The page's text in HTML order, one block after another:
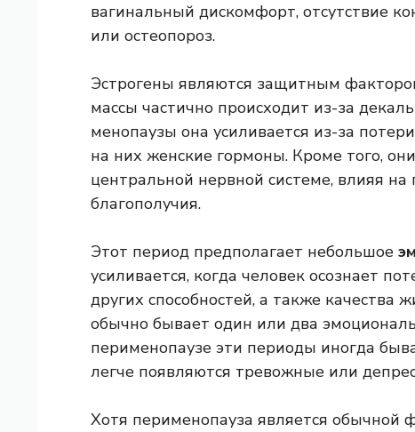
вагинальный дискомфорт, отсутствие
или остеопороз.
Эстрогены являются защитным
массы частично происходит из-за
менопаузы она усиливается из-за
на них женские гормоны. Кроме того,
центральной нервной системе, влияя
благополучия.
Этот период предполагает небольшое
усиливается, когда человек осознает
других способностей, а также
обычно бывает один или два
перименопаузе эти периоды иногда
легче появляются тревожные или
Хотя перименопауза является